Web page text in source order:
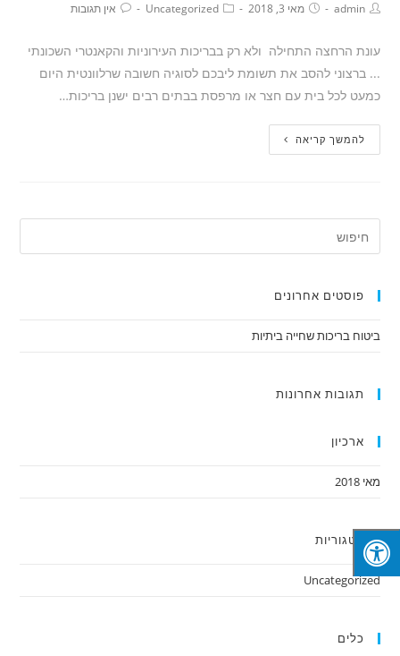
admin מאי 3, 2018 Uncategorized אין תגובות
עונת הרחצה התחילה ולא רק בבריכות העירוניות והקאנטרי השכונתי
... ברצוני להסב את תשומת ליבכם לסוגיה חשובה שרלוונטית היום
כמעט לכל בית עם חצר או מרפסת בבתים רבים ישנן בריכות…
להמשך קריאה
פוסטים אחרונים
ביטוח בריכות שחייה ביתיות
תגובות אחרונות
ארכיון
מאי 2018
קטגוריות
Uncategorized
כלים